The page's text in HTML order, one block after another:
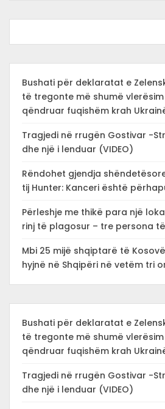
Bushati për deklaratat e
të tregonte më shumë
qëndruar fuqishëm krah
Tragjedi në rrugën Gostivar -
dhe një i lenduar (VIDEO)
Rëndohet gjendja
tij Hunter: Kanceri është
Përleshje me thikë para një
rinj të plagosur – tre persona
Mbi 25 mijë shqiptarë të
hyjnë në Shqipëri në vetëm tri
Bushati për deklaratat e
të tregonte më shumë
qëndruar fuqishëm krah
Tragjedi në rrugën Gostivar -
dhe një i lenduar (VIDEO)